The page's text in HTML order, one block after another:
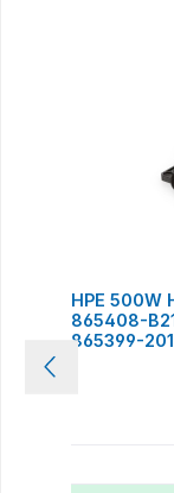
HPE 500W
865408-
865399-201